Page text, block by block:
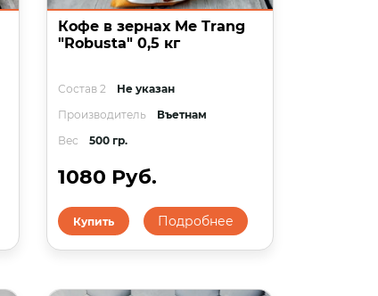
Кофе в зернах Me Trang
"Robusta" 0,5 кг
Состав 2
Не указан
Производитель
Въетнам
Вес
500 гр.
1080 Руб.
Купить Подробнее